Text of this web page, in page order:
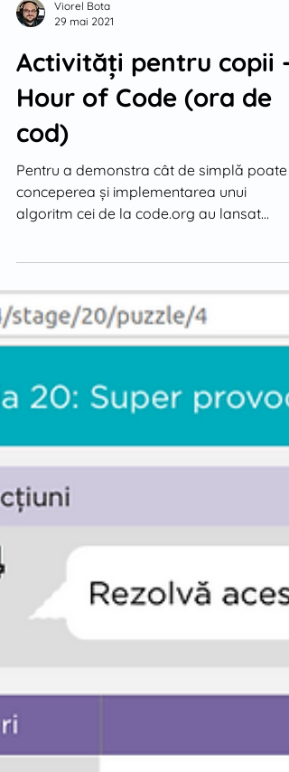
29 mai 2021
Activități pentru copii -
Hour of Code (ora de
cod)
Pentru a demonstra cât de simplă poate fi
conceperea și implementarea unui
evenimentele Hour of Code